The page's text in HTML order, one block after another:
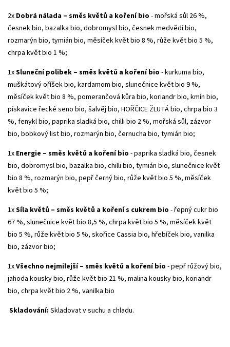
2x Dobrá nálada – směs květů a koření bio - mořská sůl 26 %,
česnek bio, bazalka bio, dobromysl bio, česnek medvědí bio,
rozmarýn bio, tymián bio, měsíček květ bio 8 %, růže květ bio 5 %,
chrpa květ bio 1 %;
1xSluneční polibek – směs květů a koření bio - kurkuma bio,
muškátový oříšek bio, kardamom bio, slunečnice květ bio 9 %,
měsíček květ bio 8 %, pomerančová kůra bio, koriandr bio, kmín bio,
pískavice řecké seno bio, šalvěj bio, HOŘČICE ŽLUTÁ bio, chrpa bio 3
%, fenykl bio, paprika sladká bio, chilli bio 2 %, mořská sůl, zázvor
bio, bobkový list bio, rozmarýn bio, černucha bio, tymián bio;
1x Energie – směs květů a koření bio - paprika sladká bio, česnek
bio, dobromysl bio, bazalka bio, chilli bio, tymián bio, slunečnice květ
bio 8 %, rozmarýn bio, pepř černý bio, růže květ bio 5 %, měsíček
květ bio 5 %;
1xSíla květů – směs květů a koření s cukrem bio - řepný cukr bio
67 %, slunečnice květ bio 8,5 %, chrpa květ bio 5 %, měsíček květ
bio 5 %, růže květ bio 5 %, skořice Cassia bio, hřebíček bio, vanilka
bio, zázvor bio;
1xVšechno nejmilejší – směs květů a koření bio - pepř růžový bio,
jahoda kousky bio, růže květ bio 21 %, malina kousky bio, koriandr
bio, chrpa květ bio 2 %, vanilka bio
Skladování: Skladovat v suchu a chladu.